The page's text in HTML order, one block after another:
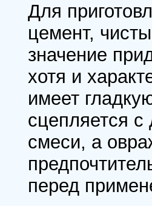
Для
цемент,
значение
хотя и
имеет
сцепляется с
смеси, а
перед